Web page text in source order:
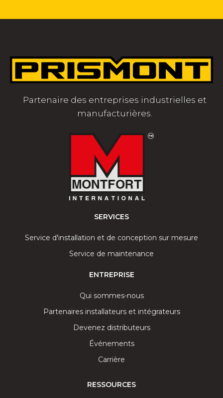
Partenaire des entreprises industrielles et
manufacturières.
SERVICES
Service d'installation et de conception sur mesure
Service de maintenance
ENTREPRISE
Qui sommes-nous
Partenaires installateurs et intégrateurs
Devenez distributeurs
Événements
Carrière
RESSOURCES